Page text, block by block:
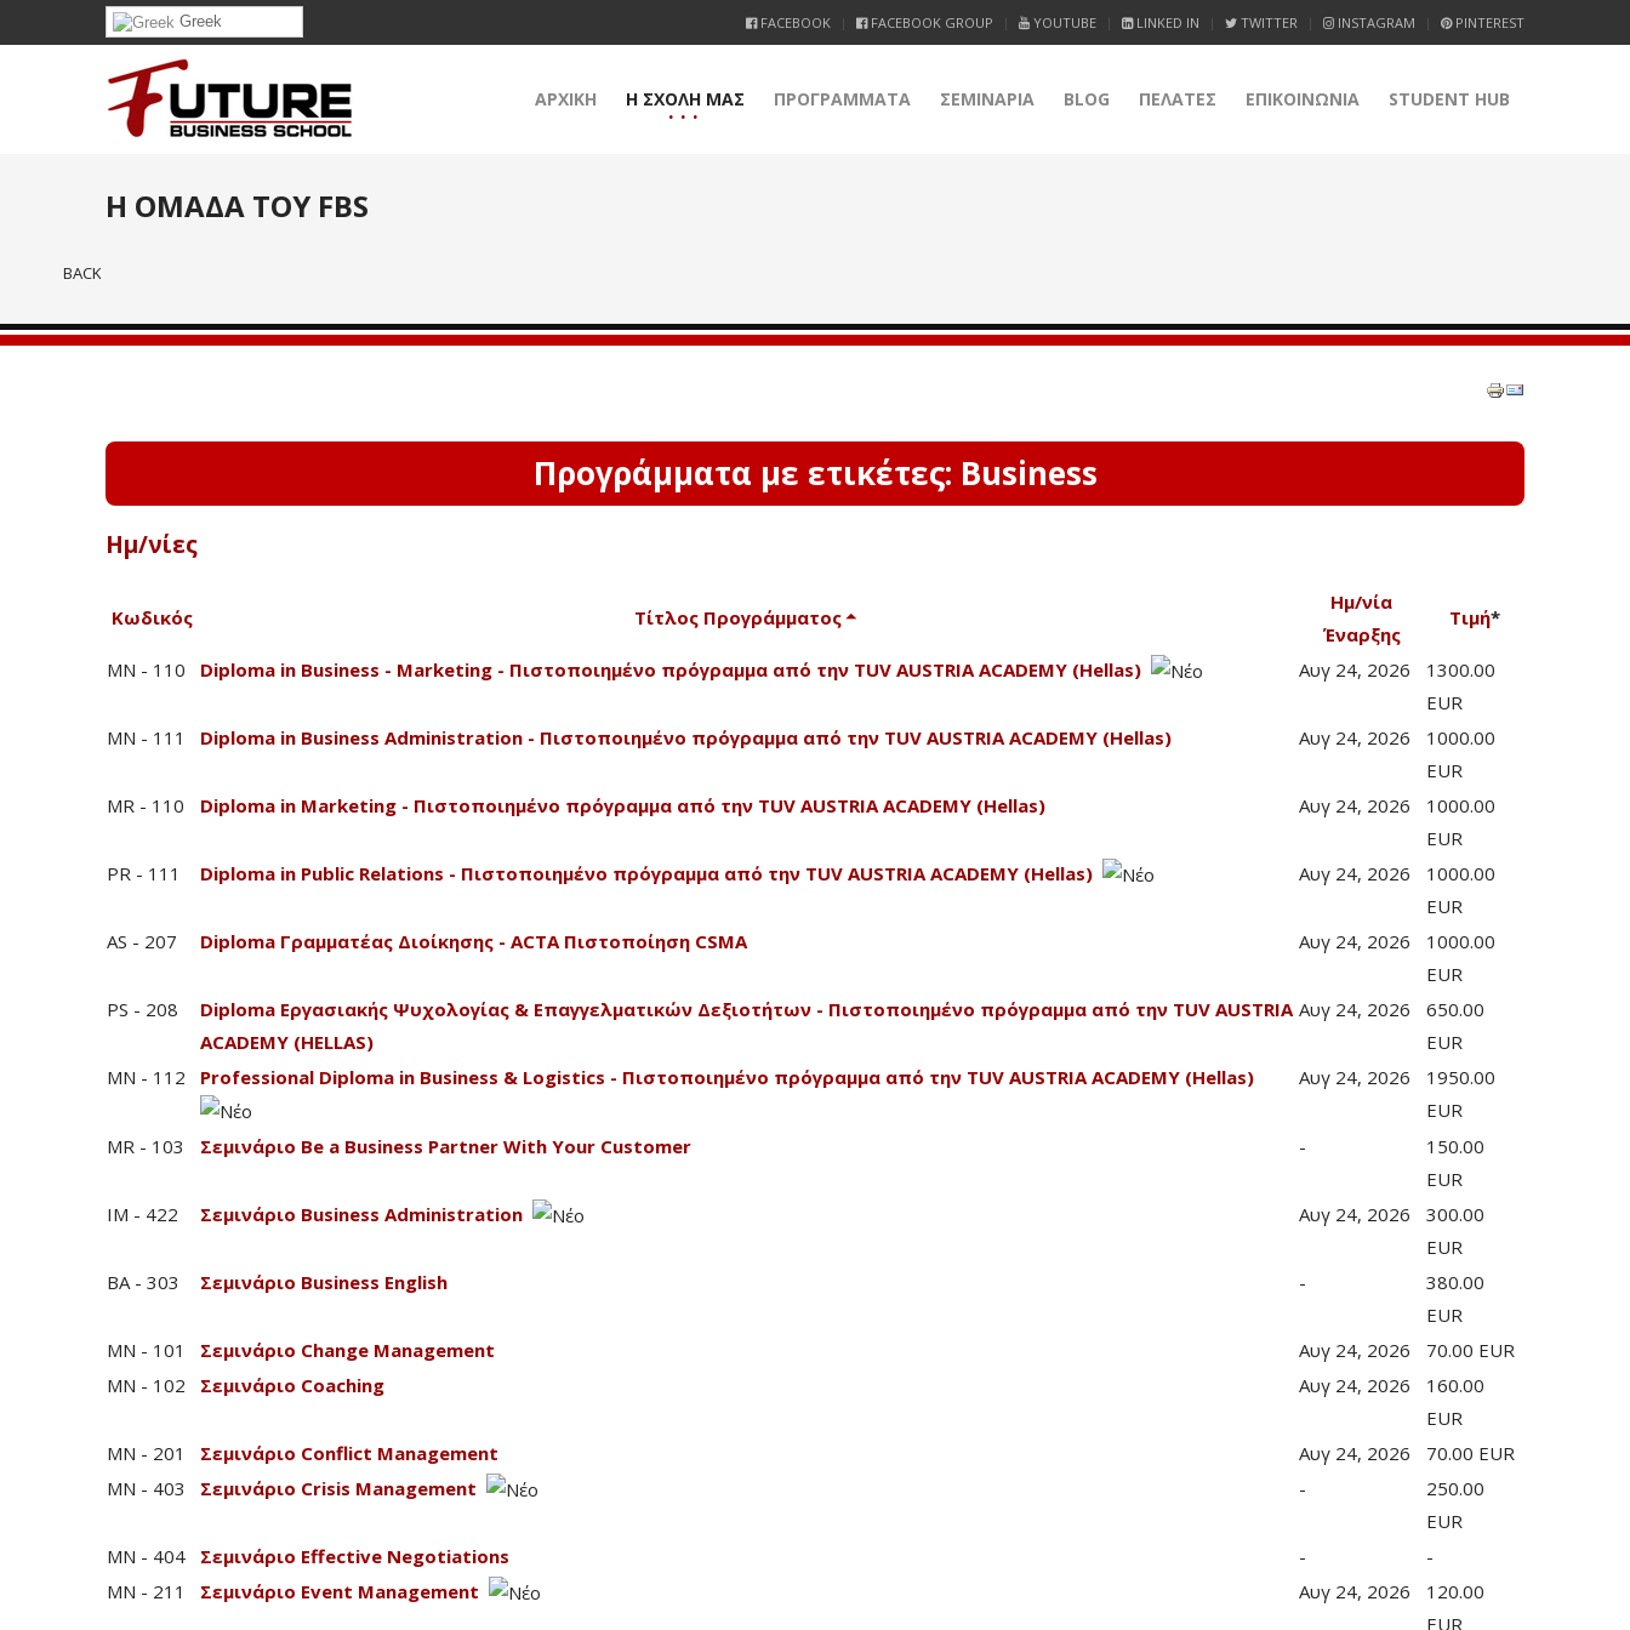
Greek FACEBOOK FACEBOOK GROUP YOUTUBE LINKED IN TWITTER INSTAGRAM PINTEREST
ΑΡΧΙΚΗ Η ΣΧΟΛΗ ΜΑΣ ΠΡΟΓΡΑΜΜΑΤΑ ΣΕΜΙΝΑΡΙΑ BLOG ΠΕΛΑΤΕΣ ΕΠΙΚΟΙΝΩΝΙΑ STUDENT HUB
Η ΟΜΑΔΑ ΤΟΥ FBS
BACK
Προγράμματα με ετικέτες: Business
Ημ/νίες
Κωδικός Τίτλος Προγράμματος
Ημ/νία
Έναρξης
Τιμή*
MN - 110 Diploma in Business - Marketing - Πιστοποιημένο πρόγραμμα από την TUV AUSTRIA ACADEMY (Hellas) Αυγ 24, 2026
1300.00
EUR
MN - 111
Diploma in Business Administration - Πιστοποιημένο πρόγραμμα από την TUV AUSTRIA ACADEMY (Hellas) Αυγ 24, 2026
1000.00
EUR
MR - 110
Diploma in Marketing - Πιστοποιημένο πρόγραμμα από την TUV AUSTRIA ACADEMY (Hellas) Αυγ 24, 2026
1000.00
EUR
PR - 111
Diploma in Public Relations - Πιστοποιημένο πρόγραμμα από την TUV AUSTRIA ACADEMY (Hellas) Αυγ 24, 2026
1000.00
EUR
AS - 207
Diploma Γραμματέας Διοίκησης - ACTA Πιστοποίηση CSMA Αυγ 24, 2026
1000.00
EUR
PS - 208
Diploma Εργασιακής Ψυχολογίας & Επαγγελματικών Δεξιοτήτων - Πιστοποιημένο πρόγραμμα από την TUV AUSTRIA
ACADEMY (HELLAS)
Αυγ 24, 2026
650.00
EUR
MN - 112
Professional Diploma in Business & Logistics - Πιστοποιημένο πρόγραμμα από την TUV AUSTRIA ACADEMY (Hellas) Αυγ 24, 2026
1950.00
EUR
MR - 103
Σεμινάριο Be a Business Partner With Your Customer -
150.00
EUR
IM - 422
Σεμινάριο Business Administration Αυγ 24, 2026
300.00
EUR
BA - 303
Σεμινάριο Business English -
380.00
EUR
MN - 101
Σεμινάριο Change Management Αυγ 24, 2026
70.00 EUR
MN - 102
Σεμινάριο Coaching Αυγ 24, 2026
160.00
EUR
MN - 201
Σεμινάριο Conflict Management Αυγ 24, 2026
70.00 EUR
MN - 403
Σεμινάριο Crisis Management -
250.00
EUR
MN - 404
Σεμινάριο Effective Negotiations -
-
MN - 211
Σεμινάριο Event Management Αυγ 24, 2026
120.00
EUR